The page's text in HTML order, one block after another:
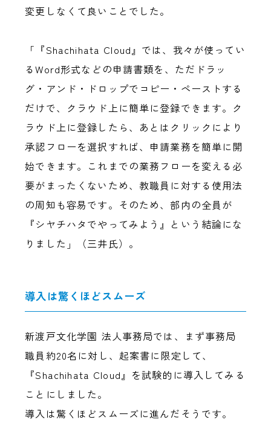
変更しなくて良いことでした。
「『Shachihata Cloud』では、我々が使ってい
るWord形式などの申請書類を、ただドラッ
グ・アンド・ドロップでコピー・ペーストする
だけで、クラウド上に簡単に登録できます。ク
ラウド上に登録したら、あとはクリックにより
承認フローを選択すれば、申請業務を簡単に開
始できます。これまでの業務フローを変える必
要がまったくないため、教職員に対する使用法
の周知も容易です。そのため、部内の全員が
『シヤチハタでやってみよう』という結論にな
りました」（三井氏）。
導入は驚くほどスムーズ
新渡戸文化学園 法人事務局では、まず事務局
職員約20名に対し、起案書に限定して、
『Shachihata Cloud』を試験的に導入してみる
ことにしました。
導入は驚くほどスムーズに進んだそうです。